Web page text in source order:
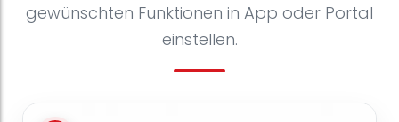
gewünschten Funktionen in App oder Portal
einstellen.